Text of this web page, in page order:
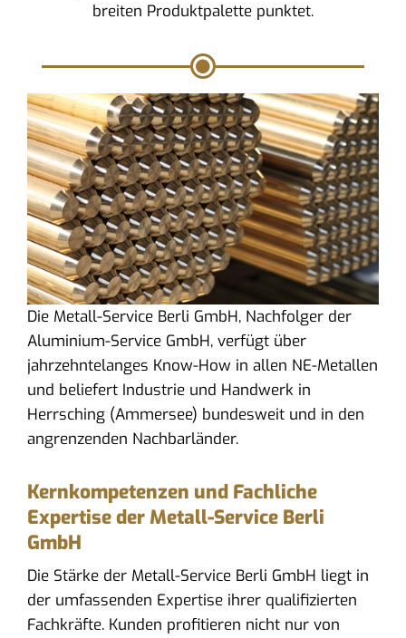
breiten Produktpalette punktet.
Die Metall-Service Berli GmbH, Nachfolger der
Aluminium-Service GmbH, verfügt über
jahrzehntelanges Know-How in allen NE-Metallen
und beliefert Industrie und Handwerk in
Herrsching (Ammersee) bundesweit und in den
angrenzenden Nachbarländer.
Kernkompetenzen und Fachliche
Expertise der Metall-Service Berli
GmbH
Die Stärke der Metall-Service Berli GmbH liegt in
der umfassenden Expertise ihrer qualifizierten
Fachkräfte. Kunden profitieren nicht nur von